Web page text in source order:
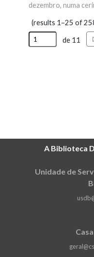
dezembro, numa
comunidade da
valências das artes
integram a Escola,
(results 1–25 of
de 11
A Biblioteca
Unidade de